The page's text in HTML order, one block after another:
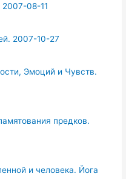
08-11
2007-10-27
Эмоций и Чувств.
предков.
и человека. Йога